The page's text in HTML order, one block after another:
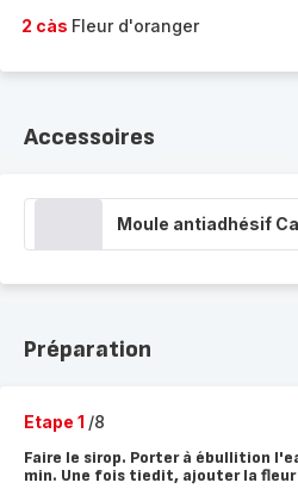
2 càs Fleur d'oranger
Accessoires
Moule antiadhésif
Préparation
Etape 1 /8
Faire le sirop. Porter à ébullition
min. Une fois tiedit, ajouter la